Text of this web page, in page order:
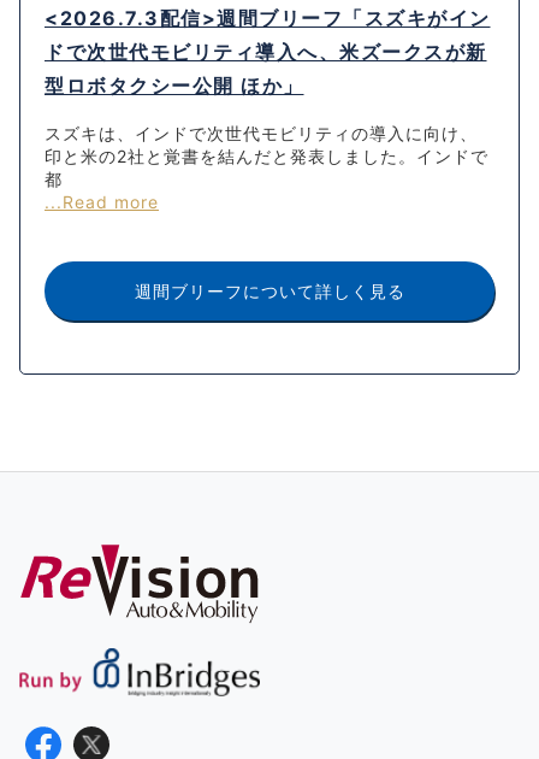
<2026.7.3配信>週間ブリーフ「スズキがイン
ドで次世代モビリティ導入へ、米ズークスが新
型ロボタクシー公開 ほか」
スズキは、インドで次世代モビリティの導入に向け、
印と米の2社と覚書を結んだと発表しました。インドで
都
...Read more
週間ブリーフについて詳しく見る